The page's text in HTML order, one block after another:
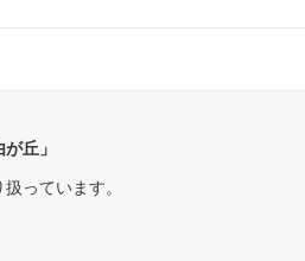
丘」
っています。